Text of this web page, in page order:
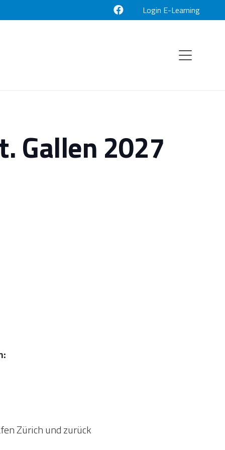
Login E-Learning
Gallen 2027
Zürich und zurück